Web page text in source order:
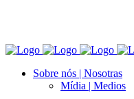
Sobre nós | Nosotras
Mídia | Medios